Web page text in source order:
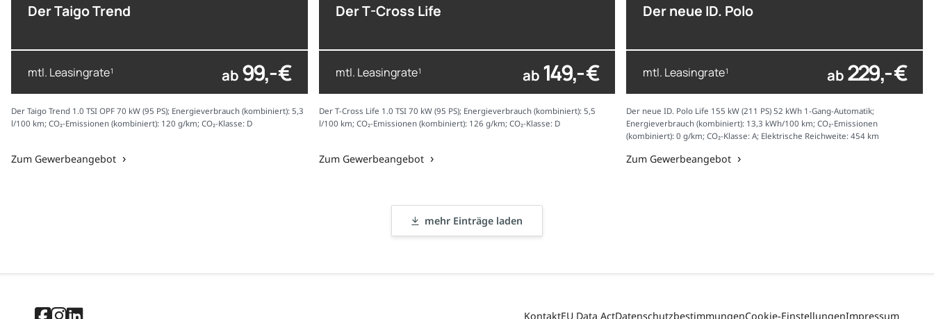
Der Taigo Trend
mtl. Leasingrate1 ab 99,- €
Der Taigo Trend 1.0 TSI OPF 70 kW (95 PS); Energieverbrauch (kombiniert): 5,3
l/100 km; CO₂-Emissionen (kombiniert): 120 g/km; CO₂-Klasse: D
Zum Gewerbeangebot
Der T-Cross Life
mtl. Leasingrate1 ab 149,- €
Der T-Cross Life 1.0 TSI 70 kW (95 PS); Energieverbrauch (kombiniert): 5,5
l/100 km; CO₂-Emissionen (kombiniert): 126 g/km; CO₂-Klasse: D
Zum Gewerbeangebot
Der neue ID. Polo
mtl. Leasingrate1 ab 229,- €
Der neue ID. Polo Life 155 kW (211 PS) 52 kWh 1-Gang-Automatik;
Energieverbrauch (kombiniert): 13,3 kWh/100 km; CO₂-Emissionen
(kombiniert): 0 g/km; CO₂-Klasse: A; Elektrische Reichweite: 454 km
Zum Gewerbeangebot
mehr Einträge laden
KontaktEU Data ActDatenschutzbestimmungenCookie-EinstellungenImpressum